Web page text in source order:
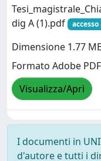
dig A (1).pdf
Dimensione 1.77
Formato Adobe PDF
Visualizza/Apri
I documenti in
d'autore e tutti i